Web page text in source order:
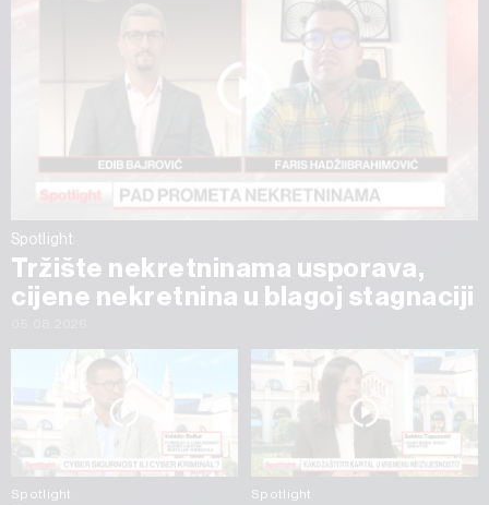
Spotlight
Tržište nekretninama usporava,
cijene nekretnina u blagoj stagnaciji
Spotlight Spotlight